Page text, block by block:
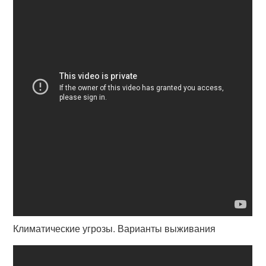
Климатические угрозы. Варианты выживания